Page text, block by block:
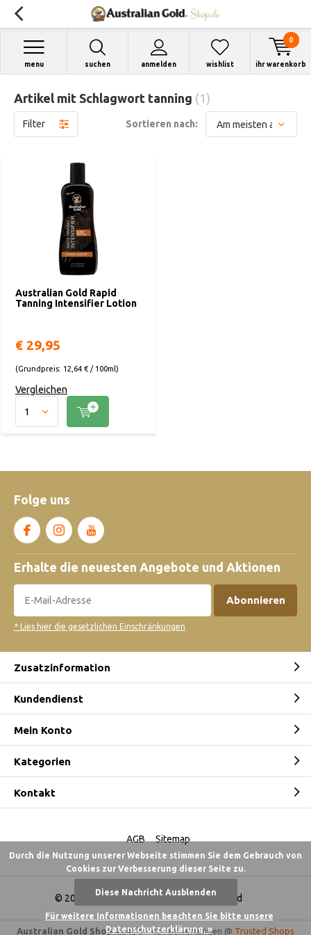
suchen anmelden
menu wishlist ihr warenkorb
0
Artikel mit Schlagwort tanning (1)
Filter Sortieren nach:
Australian Gold Rapid
Tanning Intensifier Lotion
€ 29,95
(Grundpreis: 12,64 € / 100ml)
Vergleichen
Folge uns
Erhalte die neuesten Angebote und Aktionen
Abonnieren
* Lies hier die gesetzlichen Einschränkungen
Zusatzinformation
Kundendienst
Mein Konto
Kategorien
Kontakt
© 2026 - Australian Gold Shop Deutschland
AGB Sitemap
Australian Gold Shop 4,84/5-621Bewertungen @ Trusted Shops
Durch die Nutzung unserer Webseite stimmen Sie dem Gebrauch von
Cookies zur Verbesserung dieser Seite zu.
Diese Nachricht Ausblenden
Für weitere Informationen beachten Sie bitte unsere
Datenschutzerklärung. »